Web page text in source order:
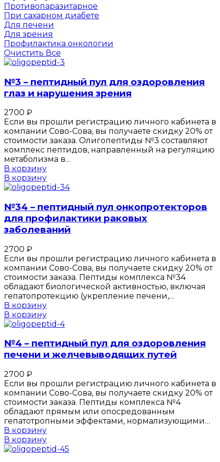
Противопаразитарное
При сахарном диабете
Для печени
Для зрения
Профилактика онкологии
Очистить Все
№3 – пептидный пул для оздоровления
глаз и нарушения зрения
2700 ₽
Если вы прошли регистрацию личного кабинета в
компании Сово-Сова, вы получаете скидку 20% от
стоимости заказа. Олигопептиды №3 составляют
комплекс пептидов, направленный на регуляцию
метаболизма в…
В корзину
В корзину
№34 – пептидный пул онкопротекторов
для профилактики раковых
заболеваний
2700 ₽
Если вы прошли регистрацию личного кабинета в
компании Сово-Сова, вы получаете скидку 20% от
стоимости заказа. Пептиды комплекса №34
обладают биологической активностью, включая
гепатопротекцию (укрепление печени,…
В корзину
В корзину
№4 – пептидный пул для оздоровления
печени и желчевыводящих путей
2700 ₽
Если вы прошли регистрацию личного кабинета в
компании Сово-Сова, вы получаете скидку 20% от
стоимости заказа. Пептиды комплекса №4
обладают прямым или опосредованным
гепатотропными эффектами, нормализующими…
В корзину
В корзину